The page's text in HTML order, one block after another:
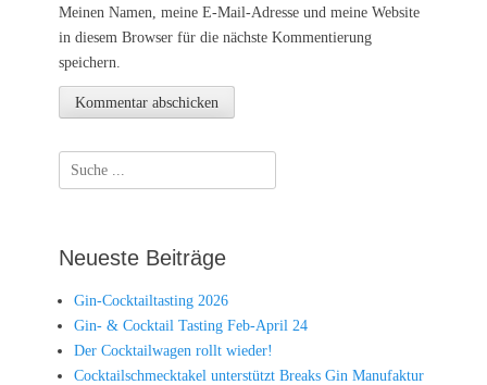
Meinen Namen, meine E-Mail-Adresse und meine Website
in diesem Browser für die nächste Kommentierung
speichern.
Suche
nach:
Neueste Beiträge
Gin-Cocktailtasting 2026
Gin- & Cocktail Tasting Feb-April 24
Der Cocktailwagen rollt wieder!
Cocktailschmecktakel unterstützt Breaks Gin Manufaktur